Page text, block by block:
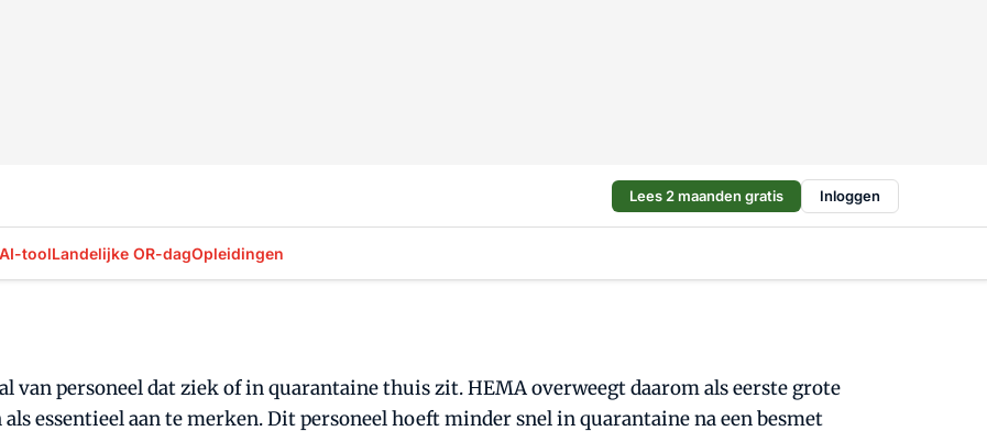
Lees 2 maanden gratis Inloggen
toolLandelijke OR-dagOpleidingen
van personeel dat ziek of in quarantaine thuis zit. HEMA overweegt daarom als eerste grote
essentieel aan te merken. Dit personeel hoeft minder snel in quarantaine na een besmet